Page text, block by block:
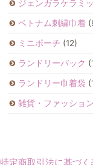
ジェンガラケラミ
ベトナム刺繍巾着
ミニポーチ (12)
ランドリーバック
ランドリー巾着袋
雑貨・ファッション
特定商取引法に基づく